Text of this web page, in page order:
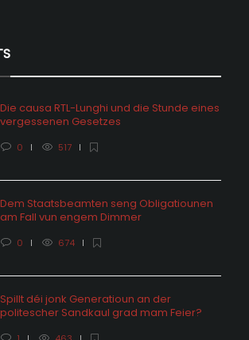
Die causa RTL-Lunghi und die Stunde eines
vergessenen Gesetzes
0 517
Dem Staatsbeamten seng Obligatiounen
am Fall vun engem Dimmer
0 674
Spillt déi jonk Generatioun an der
politescher Sandkaul grad mam Feier?